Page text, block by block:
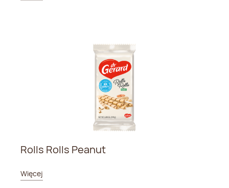
Rolls Rolls Peanut
Więcej